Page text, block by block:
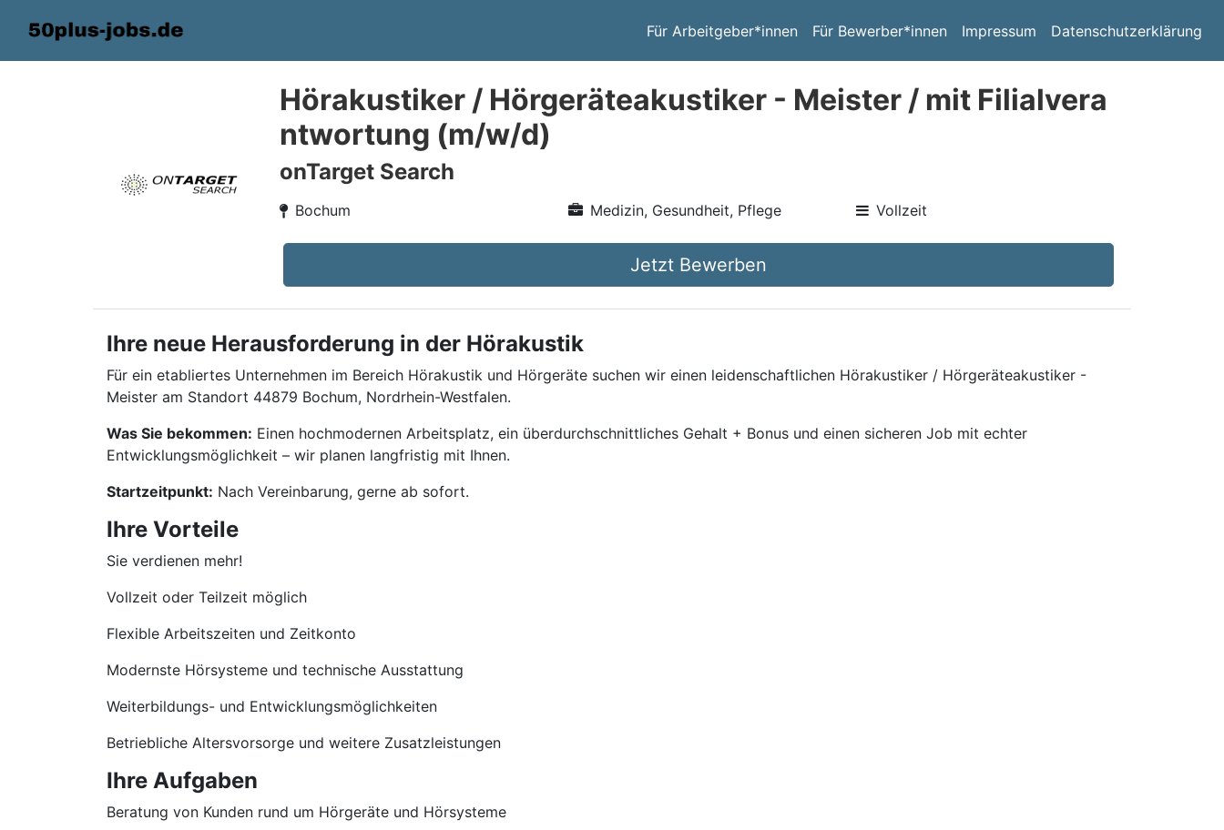
Für Arbeitgeber*innen Für Bewerber*innen Impressum Datenschutzerklärung
Hörakustiker / Hörgeräteakustiker - Meister / mit Filialvera
ntwortung (m/w/d)
onTarget Search
Bochum Medizin, Gesundheit, Pflege Vollzeit
Jetzt Bewerben
Ihre neue Herausforderung in der Hörakustik
Für ein etabliertes Unternehmen im Bereich Hörakustik und Hörgeräte suchen wir einen leidenschaftlichen Hörakustiker / Hörgeräteakustiker -
Meister am Standort 44879 Bochum, Nordrhein-Westfalen.
Was Sie bekommen: Einen hochmodernen Arbeitsplatz, ein überdurchschnittliches Gehalt + Bonus und einen sicheren Job mit echter
Entwicklungsmöglichkeit – wir planen langfristig mit Ihnen.
Startzeitpunkt: Nach Vereinbarung, gerne ab sofort.
Ihre Vorteile
Sie verdienen mehr!
Vollzeit oder Teilzeit möglich
Flexible Arbeitszeiten und Zeitkonto
Modernste Hörsysteme und technische Ausstattung
Weiterbildungs- und Entwicklungsmöglichkeiten
Betriebliche Altersvorsorge und weitere Zusatzleistungen
Ihre Aufgaben
Beratung von Kunden rund um Hörgeräte und Hörsysteme